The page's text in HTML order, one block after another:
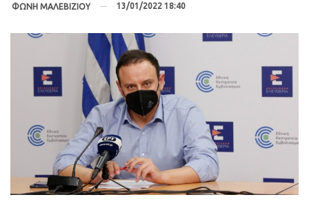
ΦΩΝΗ ΜΑΛΕΒΙΖΙΟΥ 13/01/2022 18:40